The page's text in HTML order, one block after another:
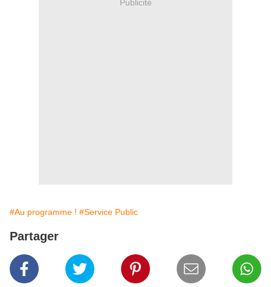
Publicité
#Au programme ! #Service Public
Partager